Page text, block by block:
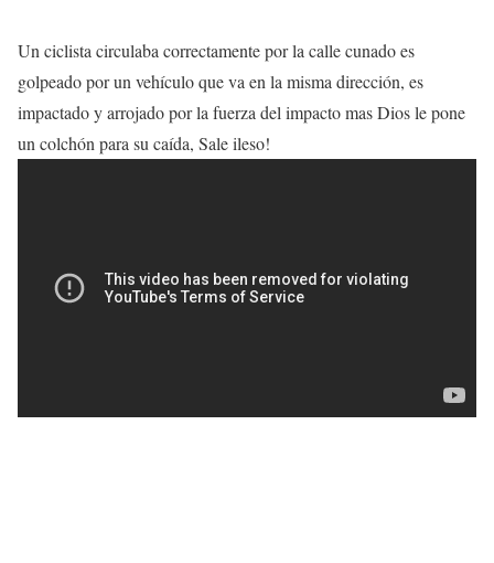
Un ciclista circulaba correctamente por la calle cunado es
golpeado por un vehículo que va en la misma dirección, es
impactado y arrojado por la fuerza del impacto mas Dios le pone
un colchón para su caída, Sale ileso!